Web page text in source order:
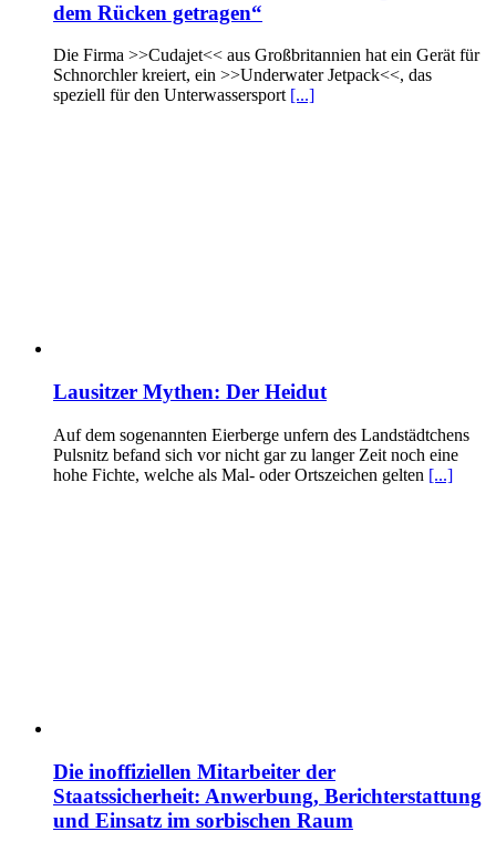
dem Rücken getragen“
Die Firma >>Cudajet<< aus Großbritannien hat ein Gerät für
Schnorchler kreiert, ein >>Underwater Jetpack<<, das
speziell für den Unterwassersport [...]
Lausitzer Mythen: Der Heidut
Auf dem sogenannten Eierberge unfern des Landstädtchens
Pulsnitz befand sich vor nicht gar zu langer Zeit noch eine
hohe Fichte, welche als Mal- oder Ortszeichen gelten [...]
Die inoffiziellen Mitarbeiter der
Staatssicherheit: Anwerbung, Berichterstattung
und Einsatz im sorbischen Raum